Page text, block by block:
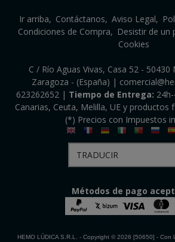
Ir arriba Contáctanos Aviso Legal
Condiciones de Compra
Desistir de un
Cookies
C / Río Aguas Vivas, Casa 52 - 50430
Zaragoza - (España) |
623262652| Tiempo de Entrega:
Canarias, Ceuta, Melilla, UE y productos
(*) Precios con Impuestos
Métodos de pago
HEMO LÚDICA S.R.L. - Copyright © 2026 [50650] - Con